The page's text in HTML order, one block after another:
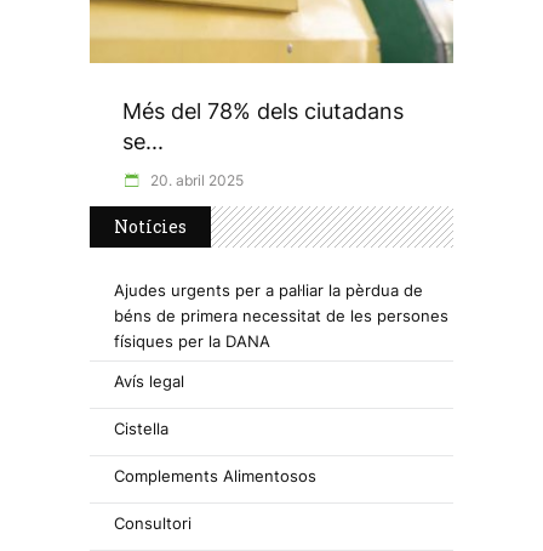
Més del 78% dels ciutadans
se...
20. abril 2025
Notícies
Ajudes urgents per a pal·liar la pèrdua de
béns de primera necessitat de les persones
físiques per la DANA
Avís legal
Cistella
Complements Alimentosos
Consultori